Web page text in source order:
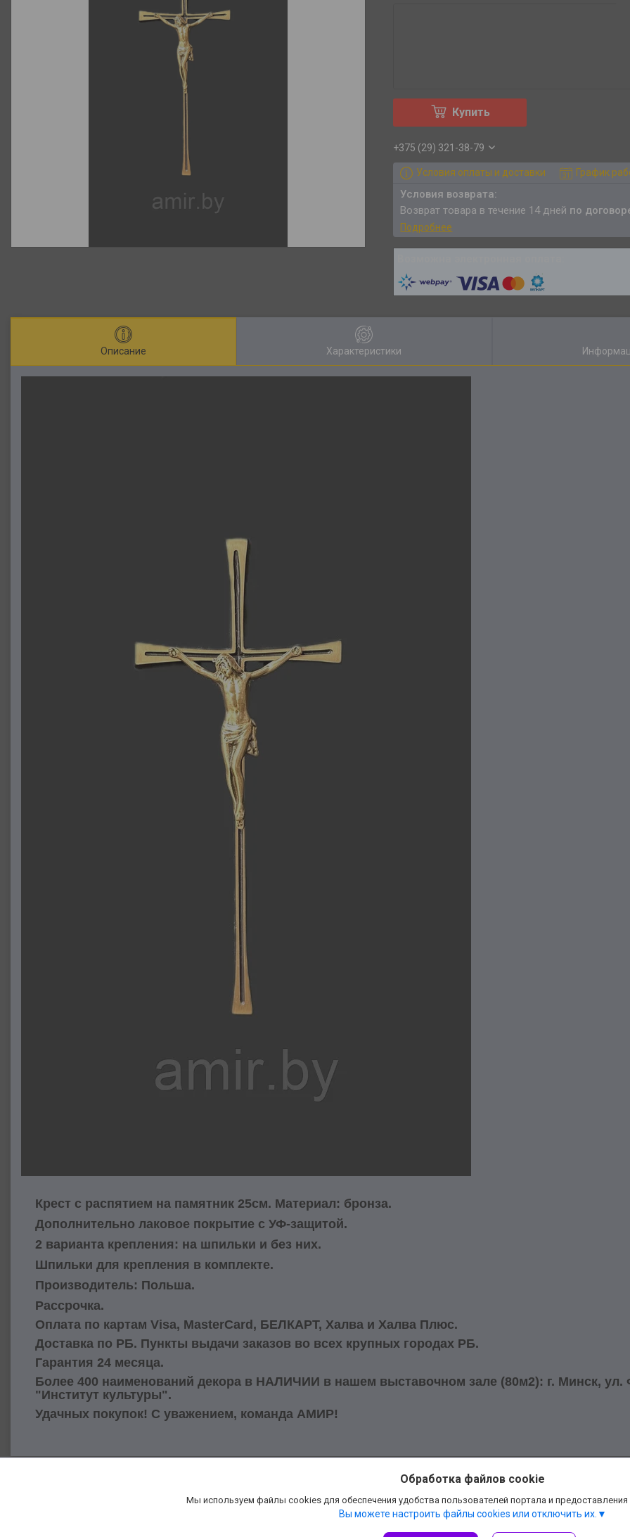
Купить
+375 (29) 321-38-79
Условия оплаты и доставки График
возврат товара в течение 14 дней по
Подробнее
Описание Характеристики
Крест с распятием на памятник 25см. Материал: бронза.
Дополнительно лаковое покрытие с УФ-защитой.
2 варианта крепления: на шпильки и без них.
Шпильки для крепления в комплекте.
Производитель: Польша.
Рассрочка.
Оплата по картам Visa, MasterCard, БЕЛКАРТ, Халва и Халва Плюс.
Доставка по РБ. Пункты выдачи заказов во всех крупных городах РБ.
Гарантия 24 месяца.
Более 400 наименований декора в НАЛИЧИИ в нашем выставочном зале (80м2): г. Минск, ул.
"Институт культуры".
Удачных покупок! С уважением, команда АМИР!
Обработка файлов cookie
Мы используем файлы cookies для обеспечения удобства пользователей портала и
Вы можете настроить файлы cookies или отключить их.